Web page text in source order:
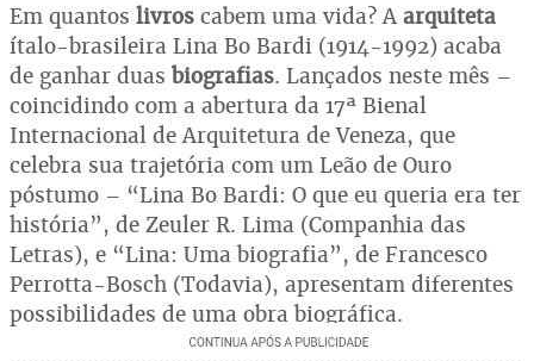
Em quantos livros cabem uma vida? A arquiteta
ítalo-brasileira Lina Bo Bardi (1914-1992) acaba
de ganhar duas biografias. Lançados neste mês –
coincidindo com a abertura da 17ª Bienal
Internacional de Arquitetura de Veneza, que
celebra sua trajetória com um Leão de Ouro
póstumo – “Lina Bo Bardi: O que eu queria era ter
história”, de Zeuler R. Lima (Companhia das
Letras), e “Lina: Uma biografia”, de Francesco
Perrotta-Bosch (Todavia), apresentam diferentes
possibilidades de uma obra biográfica.